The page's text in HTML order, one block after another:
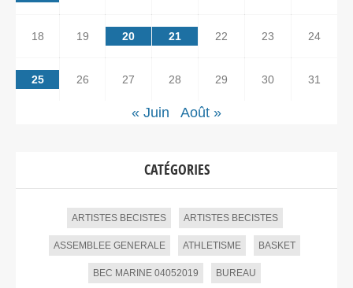
18 19 20 21 22 23 24
25 26 27 28 29 30 31
« Juin Août »
CATÉGORIES
ARTISTES BECISTES ARTISTES BECISTES
ASSEMBLEE GENERALE ATHLETISME BASKET
BEC MARINE 04052019 BUREAU